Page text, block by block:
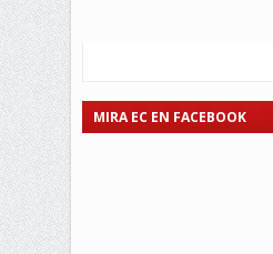
MIRA EC EN FACEBOOK